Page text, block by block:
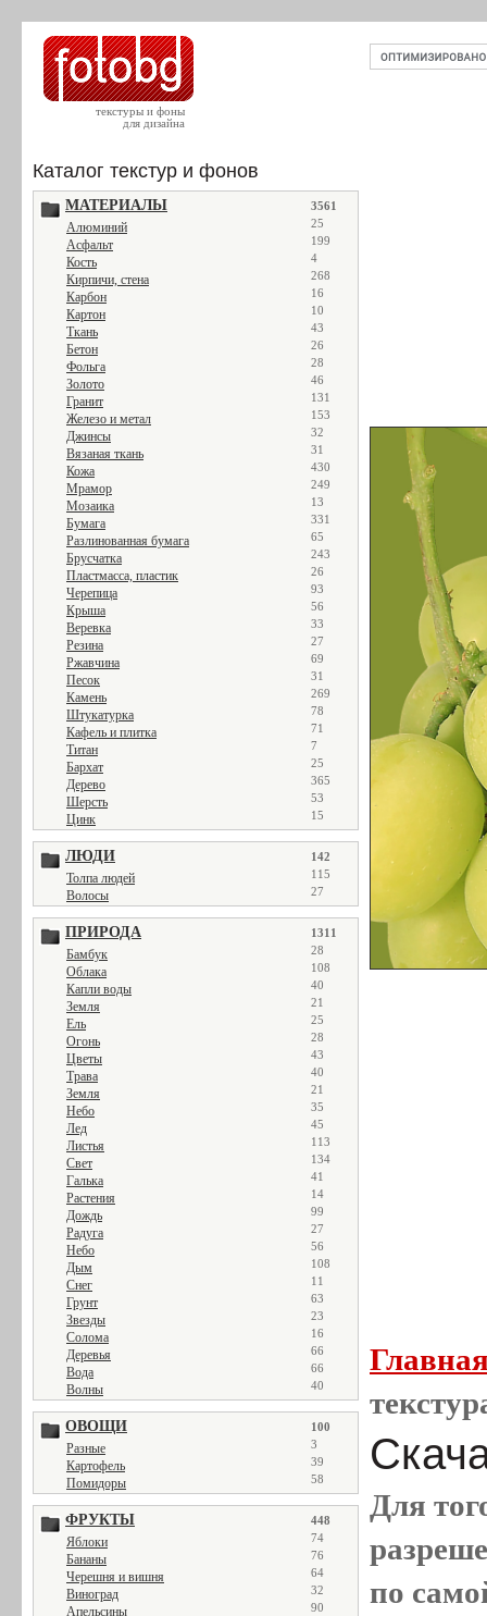
текстуры и фоны
для дизайна
Каталог текстур и фонов
МАТЕРИАЛЫ 3561
Алюминий 25
Асфальт 199
Кость 4
Кирпичи, стена 268
Карбон 16
Картон 10
Ткань 43
Бетон 26
Фольга 28
Золото 46
Гранит 131
Железо и метал 153
Джинсы 32
Вязаная ткань 31
Кожа 430
Мрамор 249
Мозаика 13
Бумага 331
Разлинованная бумага 65
Брусчатка 243
Пластмасса, пластик 26
Черепица 93
Крыша 56
Веревка 33
Резина 27
Ржавчина 69
Песок 31
Камень 269
Штукатурка 78
Кафель и плитка 71
Титан 7
Бархат 25
Дерево 365
Шерсть 53
Цинк 15
ЛЮДИ 142
Толпа людей 115
Волосы 27
ПРИРОДА 1311
Бамбук 28
Облака 108
Капли воды 40
Земля 21
Ель 25
Огонь 28
Цветы 43
Трава 40
Земля 21
Небо 35
Лед 45
Листья 113
Свет 134
Галька 41
Растения 14
Дождь 99
Радуга 27
Небо 56
Дым 108
Снег 11
Грунт 63
Звезды 23
Солома 16
Деревья 66
Вода 66
Волны 40
ОВОЩИ 100
Разные 3
Картофель 39
Помидоры 58
ФРУКТЫ 448
Яблоки 74
Бананы 76
Черешня и вишня 64
Виноград 32
Апельсины 90
Для
по